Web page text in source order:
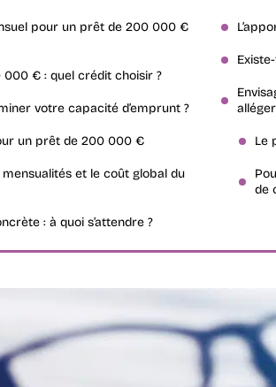
pour un prêt de 200 000 €
€ : quel crédit choisir ?
votre capacité d’emprunt ?
un prêt de 200 000 €
et le coût global du
: à quoi s’attendre ?
Le
de